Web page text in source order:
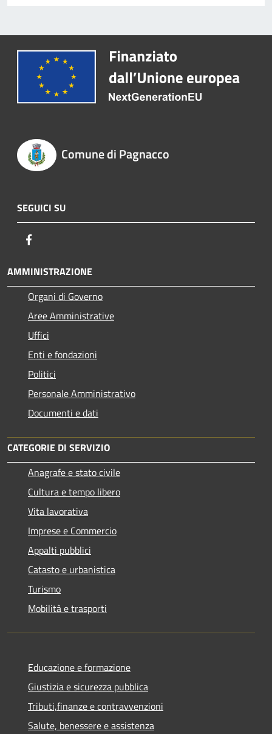
Comune di Pagnacco
SEGUICI SU
AMMINISTRAZIONE
Organi di Governo
Aree Amministrative
Uffici
Enti e fondazioni
Politici
Personale Amministrativo
Documenti e dati
CATEGORIE DI SERVIZIO
Anagrafe e stato civile
Cultura e tempo libero
Vita lavorativa
Imprese e Commercio
Appalti pubblici
Catasto e urbanistica
Turismo
Mobilità e trasporti
Educazione e formazione
Giustizia e sicurezza pubblica
Tributi,finanze e contravvenzioni
Salute, benessere e assistenza